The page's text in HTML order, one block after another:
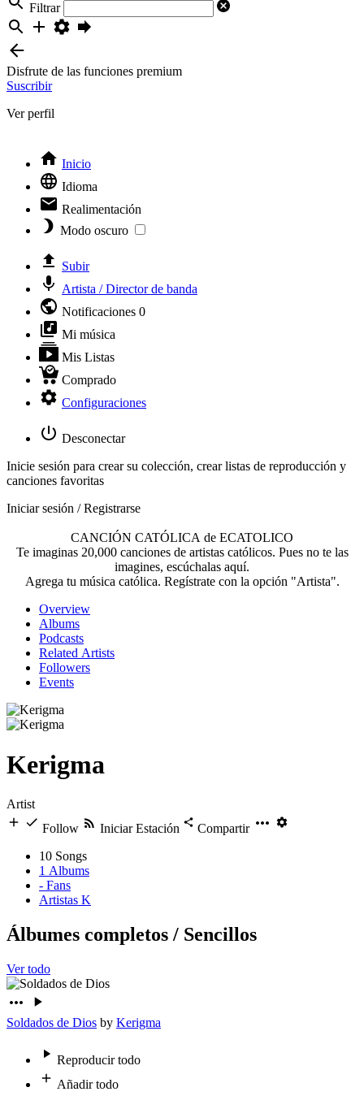
Filtrar
Disfrute de las funciones premium
Suscribir
Ver perfil
Inicio
Idioma
Realimentación
Modo oscuro
Subir
Artista / Director de banda
Notificaciones 0
Mi música
Mis Listas
Comprado
Configuraciones
Desconectar
Inicie sesión para crear su colección, crear listas de reproducción y
canciones favoritas
Iniciar sesión / Registrarse
CANCIÓN CATÓLICA de ECATOLICO
Te imaginas 20,000 canciones de artistas católicos. Pues no te las
imagines, escúchalas aquí.
Agrega tu música católica. Regístrate con la opción "Artista".
Overview
Albums
Podcasts
Related Artists
Followers
Events
Kerigma
Artist
Follow
Iniciar Estación
Compartir
10 Songs
1 Albums
- Fans
Artistas K
Álbumes completos / Sencillos
Ver todo
Soldados de Dios by Kerigma
Reproducir todo
Añadir todo